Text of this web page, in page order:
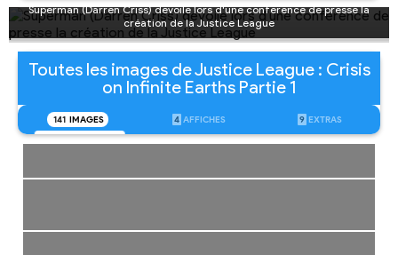
Superman (Darren Criss) dévoile lors d'une conférence de presse la
création de la Justice League
Toutes les images de Justice League : Crisis
on Infinite Earths Partie 1
141 IMAGES 4 AFFICHES 9 EXTRAS